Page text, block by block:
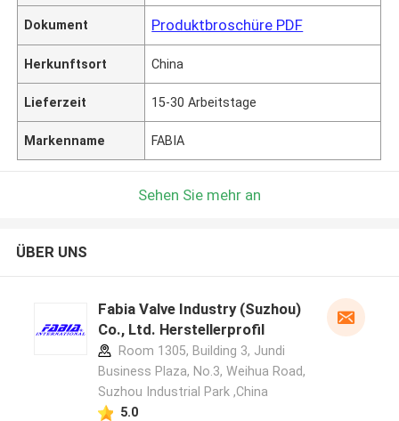
Dokument Produktbroschüre PDF
Herkunftsort China
Lieferzeit 15-30 Arbeitstage
Markenname FABIA
Sehen Sie mehr an
ÜBER UNS
Fabia Valve Industry (Suzhou)
Co., Ltd. Herstellerprofil
Room 1305, Building 3, Jundi
Business Plaza, No.3, Weihua Road,
Suzhou Industrial Park ,China
5.0